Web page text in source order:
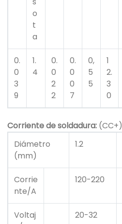
o
t
a
0.
0
3
9
1.
4
0.
0
2
2
0.
0
0
7
0,
5
5
1
2.
3
0
Corriente de soldadura: (CC+)
Diámetro
(mm)
1.2
Corrie
nte/A
120-220
Voltaj
20-32